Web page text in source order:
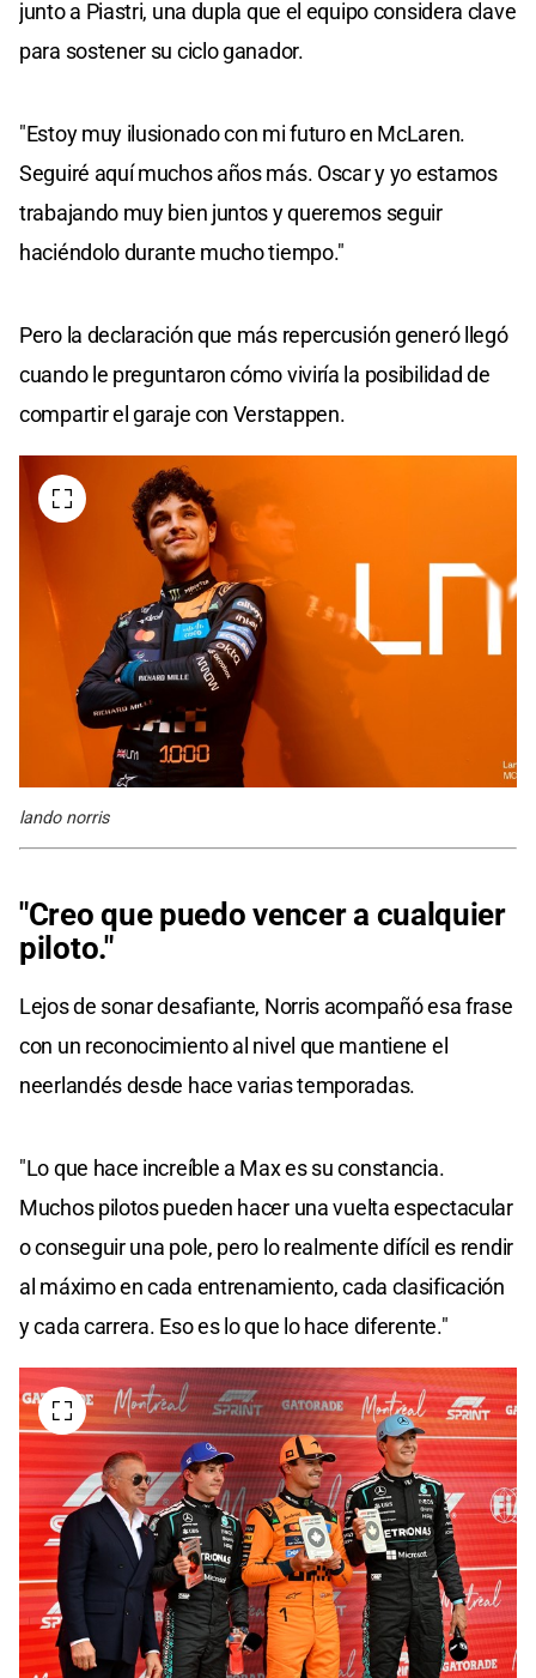
junto a Piastri, una dupla que el equipo considera clave
para sostener su ciclo ganador.
"Estoy muy ilusionado con mi futuro en McLaren.
Seguiré aquí muchos años más. Oscar y yo estamos
trabajando muy bien juntos y queremos seguir
haciéndolo durante mucho tiempo."
Pero la declaración que más repercusión generó llegó
cuando le preguntaron cómo viviría la posibilidad de
compartir el garaje con Verstappen.
lando norris
"Creo que puedo vencer a cualquier
piloto."
Lejos de sonar desafiante, Norris acompañó esa frase
con un reconocimiento al nivel que mantiene el
neerlandés desde hace varias temporadas.
"Lo que hace increíble a Max es su constancia.
Muchos pilotos pueden hacer una vuelta espectacular
o conseguir una pole, pero lo realmente difícil es rendir
al máximo en cada entrenamiento, cada clasificación
y cada carrera. Eso es lo que lo hace diferente."